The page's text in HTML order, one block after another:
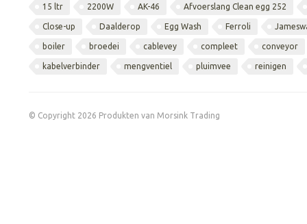
15 ltr 2200W AK-46 Afvoerslang Clean egg 252
Close-up Daalderop Egg Wash Ferroli
boiler broedei cablevey compleet conveyor
kabelverbinder mengventiel pluimvee reinigen
© Copyright 2026 Produkten van Morsink Trading